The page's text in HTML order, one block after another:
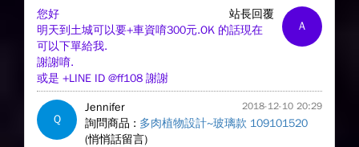
A
站長回覆
您好
明天到土城可以要+車資唷300元.OK 的話現在
可以下單給我.
謝謝唷.
或是 +LINE ID @ff108 謝謝
Q
Jennifer 2018-12-10 20:29
詢問商品 : 多肉植物設計~玻璃款 109101520
(悄悄話留言)